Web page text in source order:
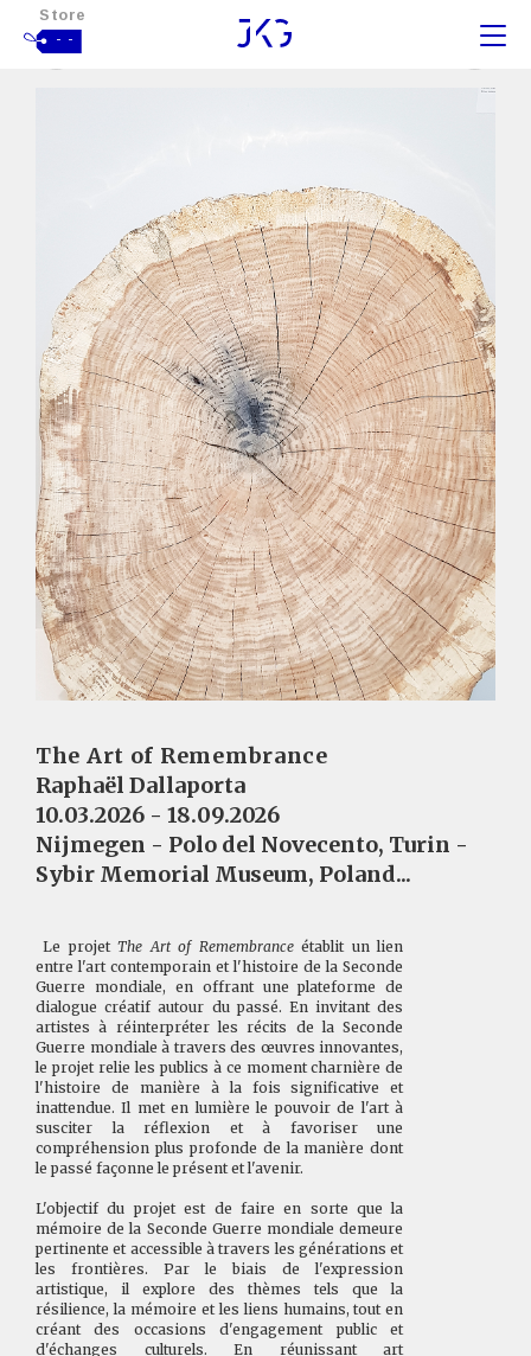
Store
- -
The Art of Remembrance
Raphaël Dallaporta
10.03.2026 - 18.09.2026
Nijmegen - Polo del Novecento, Turin -
Sybir Memorial Museum, Poland...
Le projetThe Art of Remembranceétablit un lien
entre l'art contemporain et l'histoire de la Seconde
Guerre mondiale, en offrant une plateforme de
dialogue créatif autour du passé. En invitant des
artistes à réinterpréter les récits de la Seconde
Guerre mondiale à travers des œuvres innovantes,
le projet relie les publics à ce moment charnière de
l'histoire de manière à la fois significative et
inattendue. Il met en lumière le pouvoir de l'art à
susciter la réflexion et à favoriser une
compréhension plus profonde de la manière dont
le passé façonne le présent et l'avenir.
L'objectif du projet est de faire en sorte que la
mémoire de la Seconde Guerre mondiale demeure
pertinente et accessible à travers les générations et
les frontières. Par le biais de l'expression
artistique, il explore des thèmes tels que la
résilience, la mémoire et les liens humains, tout en
créant des occasions d'engagement public et
d'échanges culturels. En réunissant art